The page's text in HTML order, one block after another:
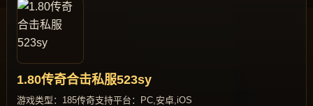
1.80传奇合击私服523sy
游戏类型：185传奇支持平台：PC,安卓,iOS